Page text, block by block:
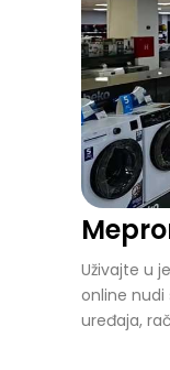
Uživajte u
online nudi
uređaja,